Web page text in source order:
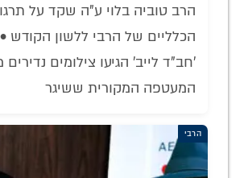
הרב טוביה בלוי ע"ה שקד על
הכלליים של הרבי ללשון הקודש
'חב"ד לייב' הגיעו צילומים נדירים
המעטפה המקורית ששיגר
הרבי